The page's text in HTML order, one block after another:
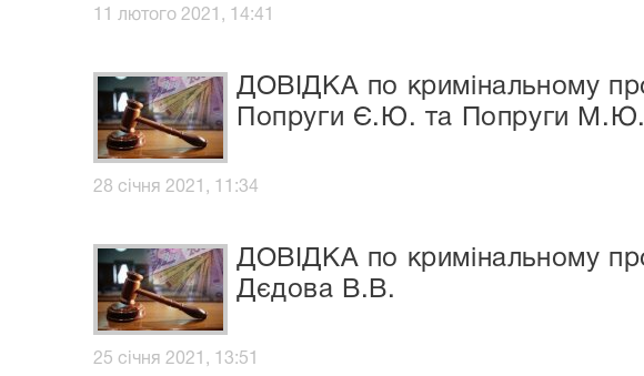
11 лютого 2021, 14:41
ДОВІДКА по кримінальному
Попруги Є.Ю. та Попруги М.Ю.
28 січня 2021, 11:34
ДОВІДКА по кримінальному
Дєдова В.В.
25 січня 2021, 13:51